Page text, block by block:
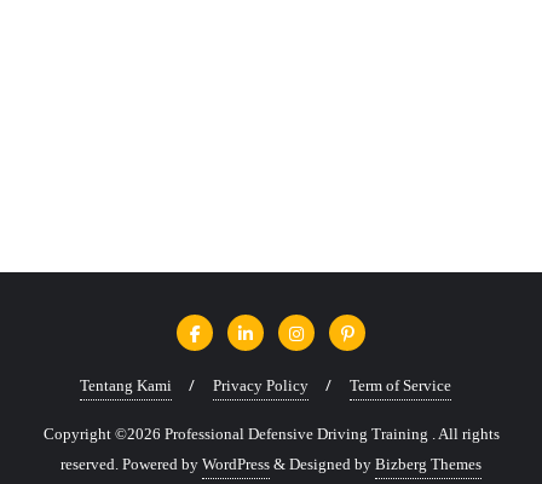
Tentang Kami Privacy Policy Term of Service
Copyright ©2026 Professional Defensive Driving Training . All rights
reserved. Powered by WordPress & Designed by Bizberg Themes